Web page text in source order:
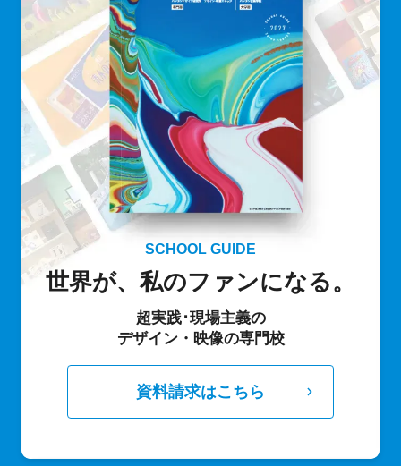
SCHOOL GUIDE
世界が、私のファンになる。
超実践･現場主義の
デザイン・映像の専門校
資料請求はこちら